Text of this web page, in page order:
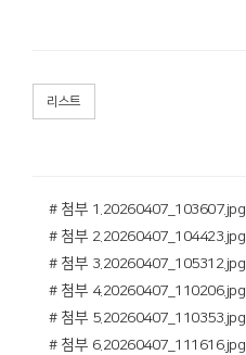
리스트
# 첨부 1.20260407_103607.jpg
# 첨부 2.20260407_104423.jpg
# 첨부 3.20260407_105312.jpg
# 첨부 4.20260407_110206.jpg
# 첨부 5.20260407_110353.jpg
# 첨부 6.20260407_111616.jpg